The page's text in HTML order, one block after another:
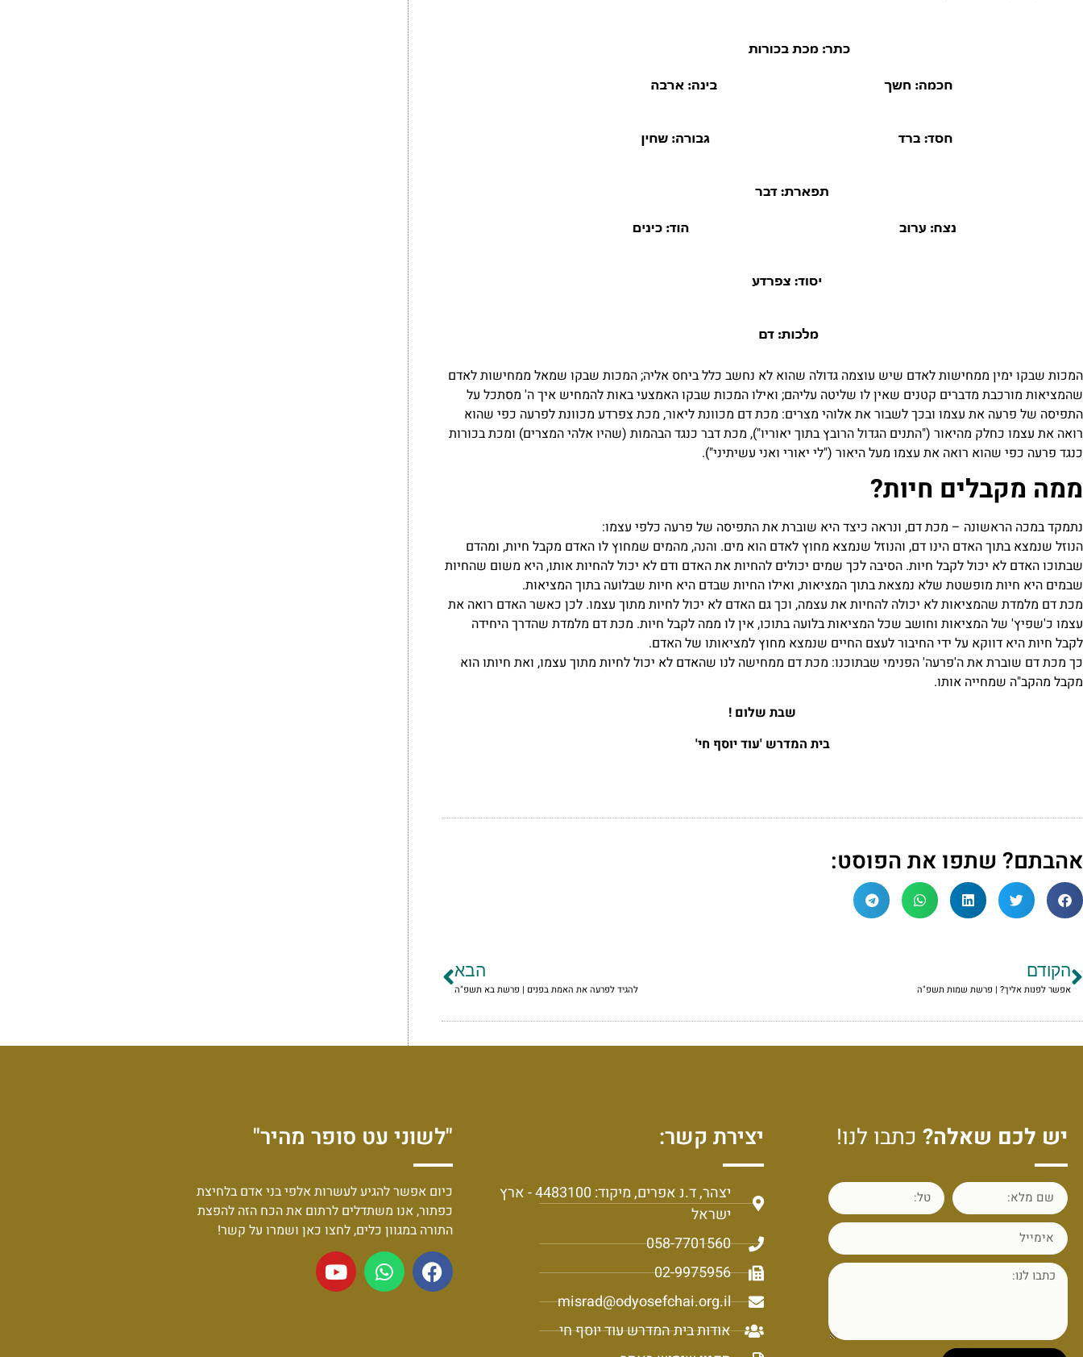
המכות שבקו ימין ממחישות לאדם שיש עוצמה גדולה שהוא לא נחשב כלל ביחס אליה; המכות שבקו שמאל ממחישות לאדם
שהמציאות מורכבת מדברים קטנים שאין לו שליטה עליהם; ואילו המכות שבקו האמצעי באות להמחיש איך ה' מסתכל על
התפיסה של פרעה את עצמו ובכך לשבור את אלוהי מצרים: מכת דם מכוונת ליאור, מכת צפרדע מכוונת לפרעה כפי שהוא
רואה את עצמו כחלק מהיאור ("התנים הגדול הרובץ בתוך יאוריו"), מכת דבר כנגד הבהמות (שהיו אלהי המצרים) ומכת בכורות
כנגד פרעה כפי שהוא רואה את עצמו מעל היאור ("לי יאורי ואני עשיתיני").
ממה מקבלים חיות?
נתמקד במכה הראשונה – מכת דם, ונראה כיצד היא שוברת את התפיסה של פרעה כלפי עצמו:
הנוזל שנמצא בתוך האדם הינו דם, והנוזל שנמצא מחוץ לאדם הוא מים. והנה, מהמים שמחוץ לו האדם מקבל חיות, ומהדם
שבתוכו האדם לא יכול לקבל חיות. הסיבה לכך שמים יכולים להחיות את האדם ודם לא יכול להחיות אותו, היא משום שהחיות
שבמים היא חיות מופשטת שלא נמצאת בתוך המציאות, ואילו החיות שבדם היא חיות שבלועה בתוך המציאות.
מכת דם מלמדת שהמציאות לא יכולה להחיות את עצמה, וכך גם האדם לא יכול לחיות מתוך עצמו. לכן כאשר האדם רואה את
עצמו כ'שפיץ' של המציאות וחושב שכל המציאות בלועה בתוכו, אין לו ממה לקבל חיות. מכת דם מלמדת שהדרך היחידה
לקבל חיות היא דווקא על ידי החיבור לעצם החיים שנמצא מחוץ למציאותו של האדם.
כך מכת דם שוברת את ה'פרעה' הפנימי שבתוכנו: מכת דם ממחישה לנו שהאדם לא יכול לחיות מתוך עצמו, ואת חיותו הוא
מקבל מהקב"ה שמחייה אותו.
שבת שלום !
בית המדרש 'עוד יוסף חי'
אהבתם? שתפו את הפוסט:
הקודם
אפשר לפנות אליך? | פרשת שמות תשפ"ה
הבא
להגיד לפרעה את האמת בפנים | פרשת בא תשפ"ה
יש לכם שאלה? כתבו לנו! יצירת קשר:
יצהר, ד.נ אפרים, מיקוד: 4483100 - ארץ
ישראל
058-7701560
02-9975956
misrad@odyosefchai.org.il
אודות בית המדרש עוד יוסף חי
"לשוני עט סופר מהיר"
כיום אפשר להגיע לעשרות אלפי בני אדם בלחיצת
כפתור, אנו משתדלים לרתום את הכח הזה להפצת
התורה במגוון כלים, לחצו כאן ושמרו על קשר!